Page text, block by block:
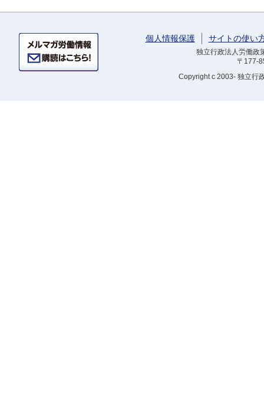
個人情報保護 サイトの使い
独立行政法人労働
〒177-
Copyright c 2003- 独立行